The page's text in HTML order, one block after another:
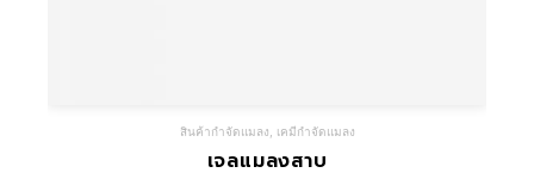
สินค้ากำจัดแมลง เคมีกำจัดแมลง
เจลแมลงสาบ